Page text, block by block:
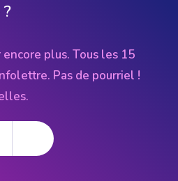
plus. Tous les 15
Pas de pourriel !